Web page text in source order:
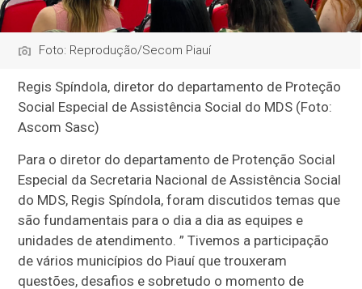
Foto: Reprodução/Secom Piauí
Regis Spíndola, diretor do departamento de Proteção
Social Especial de Assistência Social do MDS (Foto:
Ascom Sasc)
Para o diretor do departamento de Protenção Social
Especial da Secretaria Nacional de Assistência Social
do MDS, Regis Spíndola, foram discutidos temas que
são fundamentais para o dia a dia as equipes e
unidades de atendimento. ” Tivemos a participação
de vários municípios do Piauí que trouxeram
questões, desafios e sobretudo o momento de